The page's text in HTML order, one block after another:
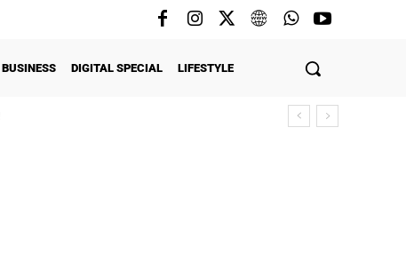
BUSINESS DIGITAL SPECIAL LIFESTYLE